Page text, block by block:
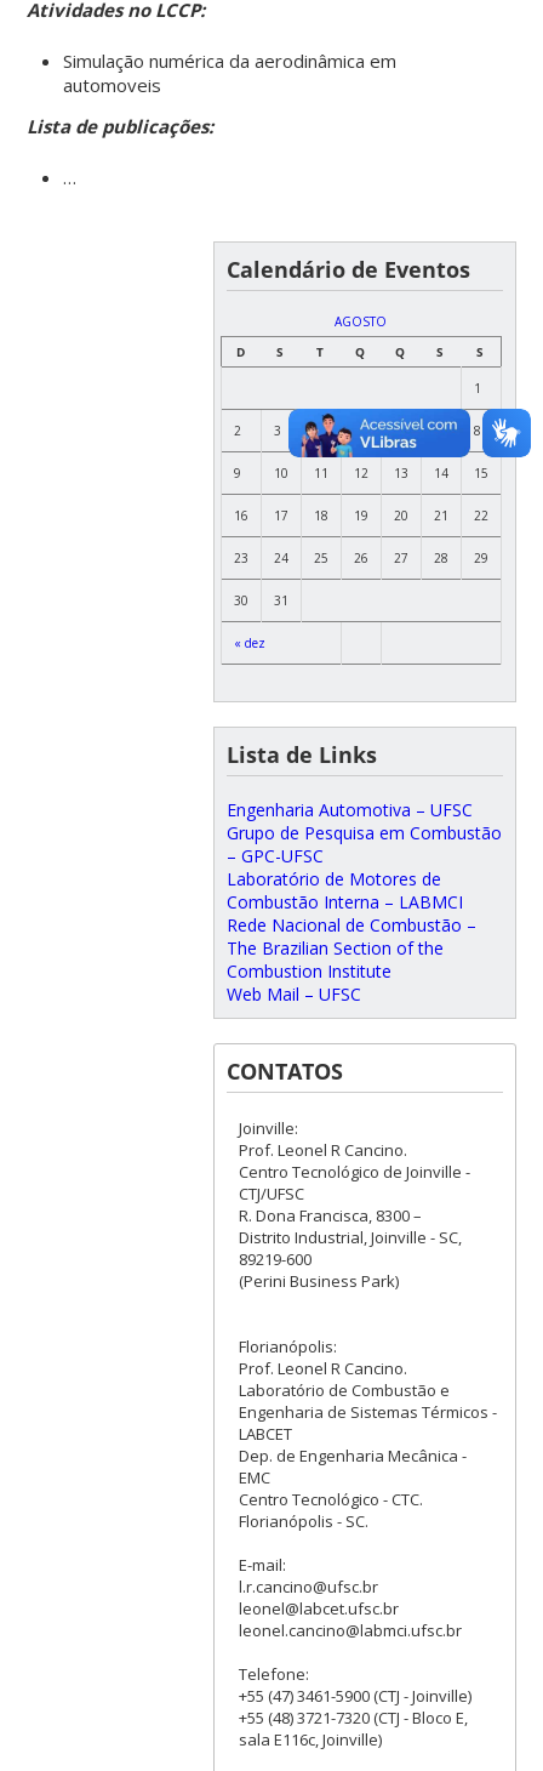
Atividades no LCCP:
Simulação numérica da aerodinâmica em
automoveis
Lista de publicações:
…
Calendário de Eventos
AGOSTO
D
S T Q Q S S
« dez
1
2 3 4 5 6 7 8
9 10 11 12 13 14 15
16 17 18 19 20 21 22
23 24 25 26 27 28 29
30 31
Lista de Links
Engenharia Automotiva – UFSC
Grupo de Pesquisa em Combustão
– GPC-UFSC
Laboratório de Motores de
Combustão Interna – LABMCI
Rede Nacional de Combustão –
The Brazilian Section of the
Combustion Institute
Web Mail – UFSC
CONTATOS
Joinville:
Prof. Leonel R Cancino.
Centro Tecnológico de Joinville -
CTJ/UFSC
R. Dona Francisca, 8300 –
Distrito Industrial, Joinville - SC,
89219-600
(Perini Business Park)
Florianópolis:
Prof. Leonel R Cancino.
Laboratório de Combustão e
Engenharia de Sistemas Térmicos -
LABCET
Dep. de Engenharia Mecânica -
EMC
Centro Tecnológico - CTC.
Florianópolis - SC.
E-mail:
l.r.cancino@ufsc.br
leonel@labcet.ufsc.br
leonel.cancino@labmci.ufsc.br
Telefone:
+55 (47) 3461-5900 (CTJ - Joinville)
+55 (48) 3721-7320 (CTJ - Bloco E,
sala E116c, Joinville)